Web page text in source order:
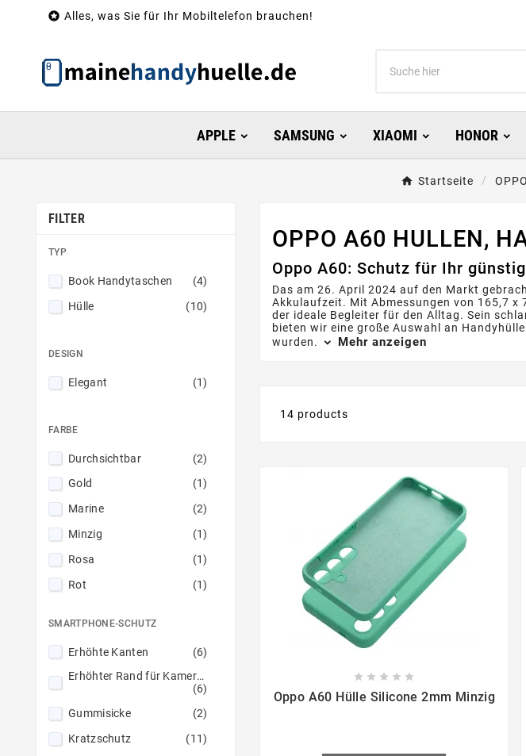
 Alles, was Sie für Ihr Mobiltelefon brauchen!
APPLE SAMSUNG XIAOMI HONOR
Startseite OPPO
FILTER
TYP
Book Handytaschen
(4)
Hülle
(10)
DESIGN
Elegant (1)
FARBE
Durchsichtbar
(2)
Gold
(1)
Marine
(2)
Minzig
(1)
Rosa
(1)
Rot
(1)
SMARTPHONE-SCHUTZ
Erhöhte Kanten
(6)
Erhöhter Rand für Kameras
(6)
Gummisicke
(2)
Kratzschutz
(11)
OPPO A60 HULLEN,
Oppo A60: Schutz für Ihr
Das am 26. April 2024 auf den Markt
Akkulaufzeit. Mit Abmessungen von 165,7 x
der ideale Begleiter für den Alltag. Sein
bieten wir eine große Auswahl an
wurden.
Mehr anzeigen
14 products
    
Oppo A60 Hülle Silicone 2mm Minzig